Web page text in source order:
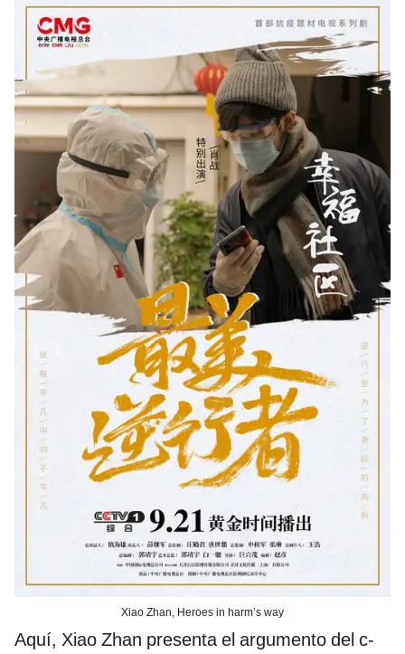
Xiao Zhan, Heroes in harm’s way
Aquí, Xiao Zhan presenta el argumento del c-